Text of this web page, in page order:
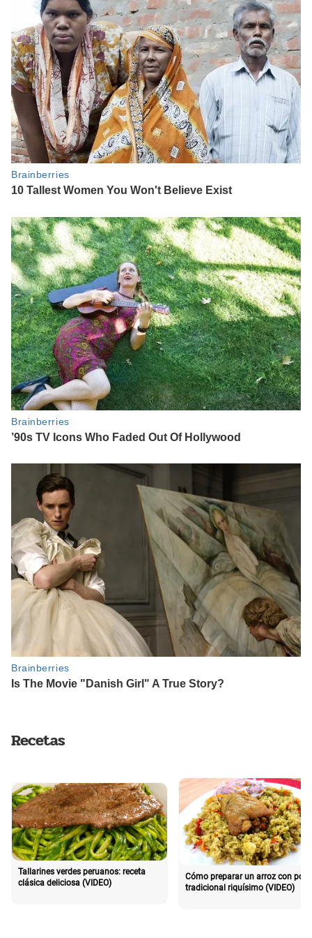
Recetas
Tallarines verdes peruanos: receta
clásica deliciosa (VIDEO)
Cómo preparar un arroz con pollo
tradicional riquísimo (VIDEO)